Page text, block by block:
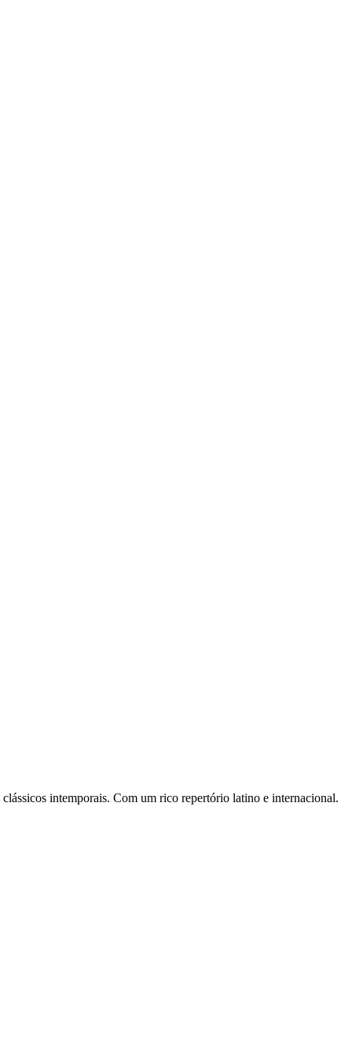
intemporais. Com um rico repertório latino e internacional.